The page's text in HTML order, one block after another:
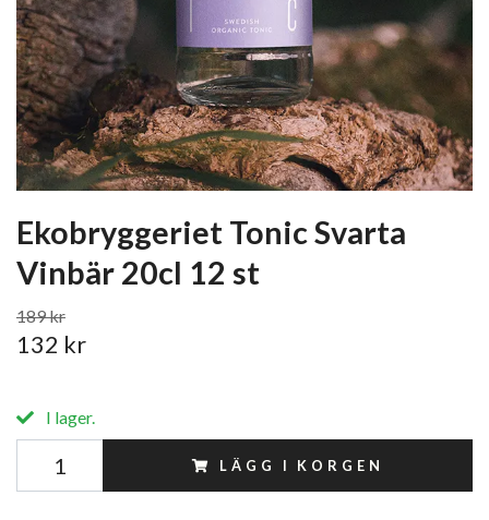
Ekobryggeriet Tonic Svarta
Vinbär 20cl 12 st
189 kr
132 kr
I lager.
LÄGG I KORGEN